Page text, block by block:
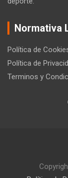
Normativa
Política de
Política de
Terminos y